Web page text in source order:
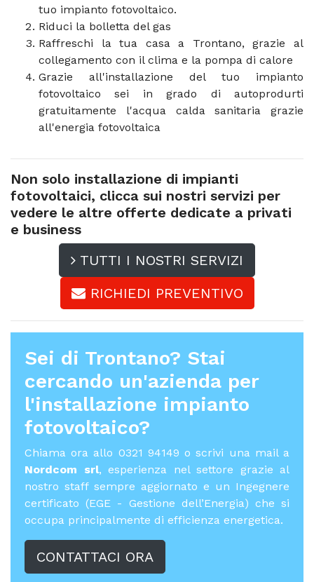
tuo impianto fotovoltaico.
Riduci la bolletta del gas
Raffreschi la tua casa a Trontano, grazie al
collegamento con il clima e la pompa di calore
Grazie all'installazione del tuo impianto
fotovoltaico sei in grado di autoprodurti
gratuitamente l'acqua calda sanitaria grazie
all'energia fotovoltaica
Non solo installazione di impianti
fotovoltaici, clicca sui nostri servizi per
vedere le altre offerte dedicate a privati
e business
TUTTI I NOSTRI SERVIZI
RICHIEDI PREVENTIVO
Sei di Trontano? Stai
cercando un'azienda per
l'installazione impianto
fotovoltaico?
Chiama ora allo 0321 94149 o scrivi una mail a
Nordcom srl, esperienza nel settore grazie al
nostro staff sempre aggiornato e un Ingegnere
certificato (EGE - Gestione dell’Energia) che si
occupa principalmente di efficienza energetica.
CONTATTACI ORA